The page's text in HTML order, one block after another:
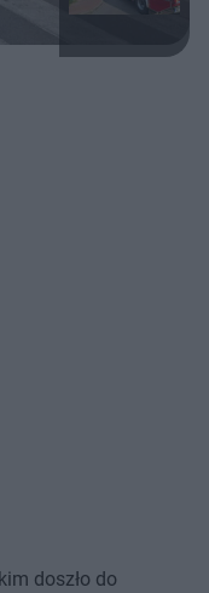
doszło do